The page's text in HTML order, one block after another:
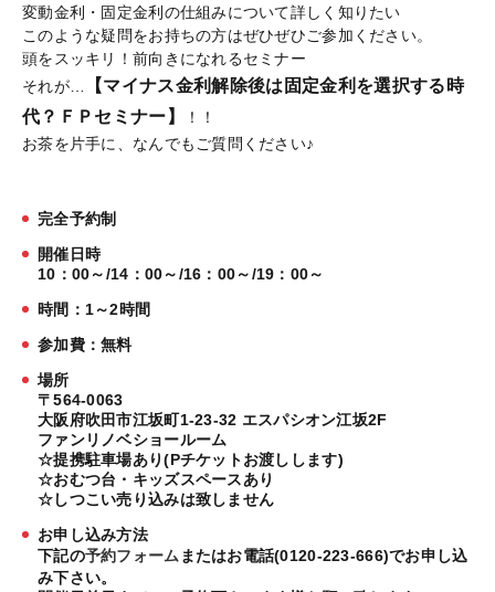
変動金利・固定金利の仕組みについて詳しく知りたい
このような疑問をお持ちの方はぜひぜひご参加ください。
頭をスッキリ！前向きになれるセミナー
それが…
【マイナス金利解除後は固定金利を選択する時
代？ＦＰセミナー】
！！
お茶を片手に、なんでもご質問ください♪
完全予約制
開催日時
10：00～/14：00～/16：00～/19：00～
時間：1～2時間
参加費：無料
場所
〒564-0063
大阪府吹田市江坂町1-23-32 エスパシオン江坂2F
ファンリノベショールーム
☆提携駐車場あり(Pチケットお渡しします)
☆おむつ台・キッズスペースあり
☆しつこい売り込みは致しません
お申し込み方法
下記の予約フォームまたはお電話(0120-223-666)でお申し込
み下さい。